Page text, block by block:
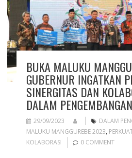
BUKA MALUKU
GUBERNUR INGATKAN
SINERGITAS DAN
DALAM
29/09/2023 DALAM
MALUKU MANGGUREBE 2023,
KOLABORASI
0 COMMENT